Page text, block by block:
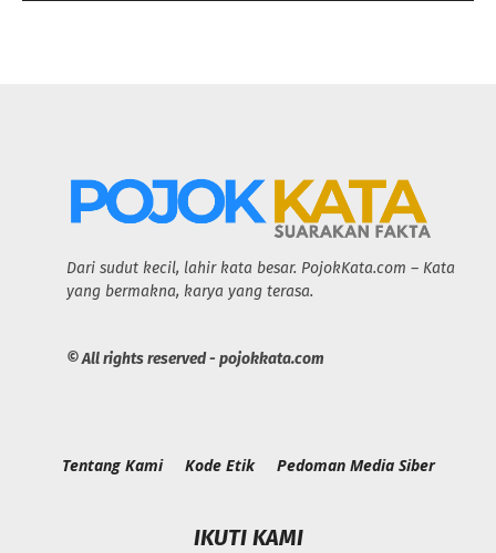
Dari sudut kecil, lahir kata besar. PojokKata.com – Kata
yang bermakna, karya yang terasa.
© All rights reserved - pojokkata.com
Tentang Kami Kode Etik Pedoman Media Siber
IKUTI KAMI